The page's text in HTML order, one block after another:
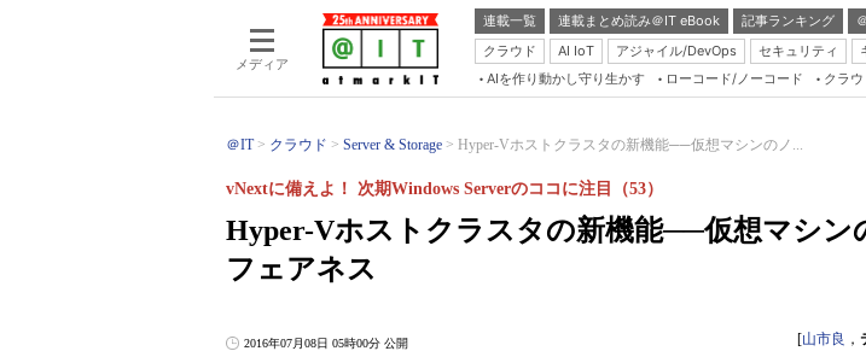
メディア
連載一覧 連載まとめ読み＠IT eBook 記事ランキング
クラウド
AI IoT アジャイル/DevOps セキュリティ
AIを作り動かし守り生かす ローコード/ノーコード クラ
＠IT クラウド Server & Storage Hyper-Vホストクラスタの新機能──仮想マシンのノ...
Hyper-Vホストクラスタの新機能──仮想マシン
フェアネス
vNextに備えよ！ 次期Windows Serverのココに注目（53）
2016年07月08日 05時00分 公開 [山市良 ，